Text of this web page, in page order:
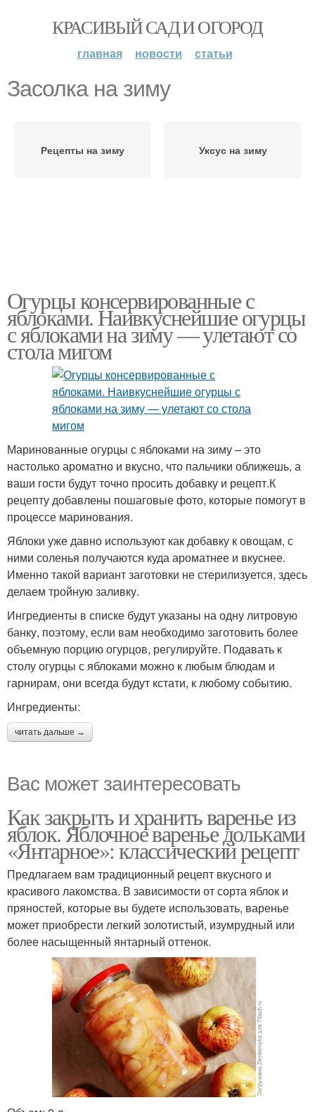
КРАСИВЫЙ САД И ОГОРОД
главная новости статьи
Засолка на зиму
Рецепты на зиму Уксус на зиму
Огурцы консервированные с
яблоками. Наивкуснейшие огурцы
с яблоками на зиму — улетают со
стола мигом
Маринованные огурцы с яблоками на зиму – это
настолько ароматно и вкусно, что пальчики оближешь, а
ваши гости будут точно просить добавку и рецепт.К
рецепту добавлены пошаговые фото, которые помогут в
процессе маринования.
Яблоки уже давно используют как добавку к овощам, с
ними соленья получаются куда ароматнее и вкуснее.
Именно такой вариант заготовки не стерилизуется, здесь
делаем тройную заливку.
Ингредиенты в списке будут указаны на одну литровую
банку, поэтому, если вам необходимо заготовить более
объемную порцию огурцов, регулируйте. Подавать к
столу огурцы с яблоками можно к любым блюдам и
гарнирам, они всегда будут кстати, к любому событию.
Ингредиенты:
читать дальше →
Вас может заинтересовать
Как закрыть и хранить варенье из
яблок. Яблочное варенье дольками
«Янтарное»: классический рецепт
Предлагаем вам традиционный рецепт вкусного и
красивого лакомства. В зависимости от сорта яблок и
пряностей, которые вы будете использовать, варенье
может приобрести легкий золотистый, изумрудный или
более насыщенный янтарный оттенок.